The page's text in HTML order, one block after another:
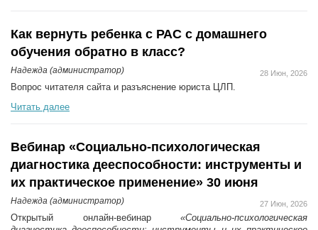
Как вернуть ребенка с РАС с домашнего
обучения обратно в класс?
28 Июн, 2026
Надежда (администратор)
Вопрос читателя сайта и разъяснение юриста ЦЛП.
Читать далее
Вебинар «Социально-психологическая
диагностика дееспособности: инструменты и
их практическое применение» 30 июня
27 Июн, 2026
Надежда (администратор)
Открытый онлайн-вебинар «Социально-психологическая